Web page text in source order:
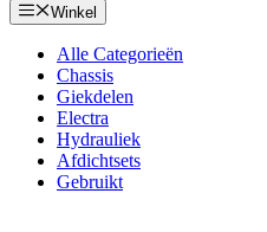
Winkel
Alle Categorieën
Chassis
Giekdelen
Electra
Hydrauliek
Afdichtsets
Gebruikt